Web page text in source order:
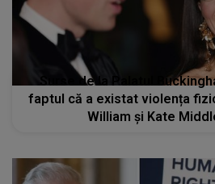
Surse de la Palatul
faptul că a existat violența
William și Kate